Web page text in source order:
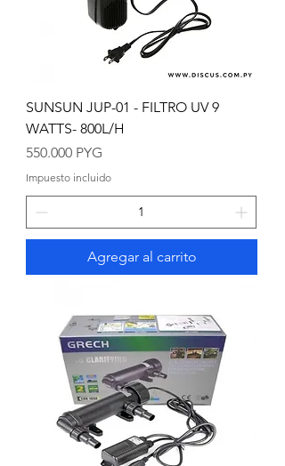
SUNSUN JUP-01 - FILTRO UV 9
WATTS- 800L/H
Precio
550.000 PYG
Impuesto incluido
Agregar al carrito